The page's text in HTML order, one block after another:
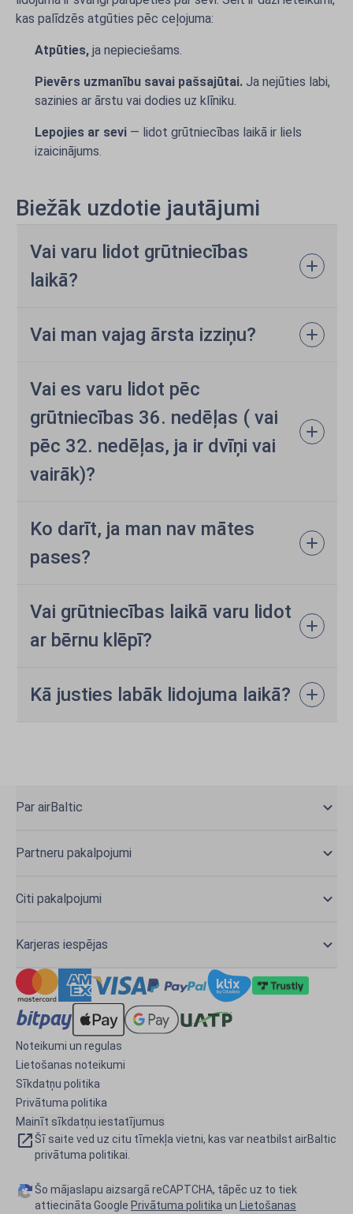
kas palīdzēs atgūties pēc ceļojuma:
Atpūties, ja nepieciešams.
Pievērs uzmanību savai pašsajūtai. Ja nejūties labi,
sazinies ar ārstu vai dodies uz klīniku.
Lepojies ar sevi — lidot grūtniecības laikā ir liels
izaicinājums.
Biežāk uzdotie jautājumi
Vai varu lidot grūtniecības
laikā?
Vai man vajag ārsta izziņu?
Vai es varu lidot pēc
grūtniecības 36. nedēļas ( vai
pēc 32. nedēļas, ja ir dvīņi vai
vairāk)?
Ko darīt, ja man nav mātes
pases?
Vai grūtniecības laikā varu lidot
ar bērnu klēpī?
Kā justies labāk lidojuma laikā?
Par airBaltic
Partneru pakalpojumi
Citi pakalpojumi
Karjeras iespējas
Noteikumi un regulas
Lietošanas noteikumi
Sīkdatņu politika
Privātuma politika
Mainīt sīkdatņu iestatījumus
Šī saite ved uz citu tīmekļa vietni, kas var neatbilst airBaltic
privātuma politikai.
Šo mājaslapu aizsargā reCAPTCHA, tāpēc uz to tiek
attiecināta Google Privātuma politika un
Lietošanas